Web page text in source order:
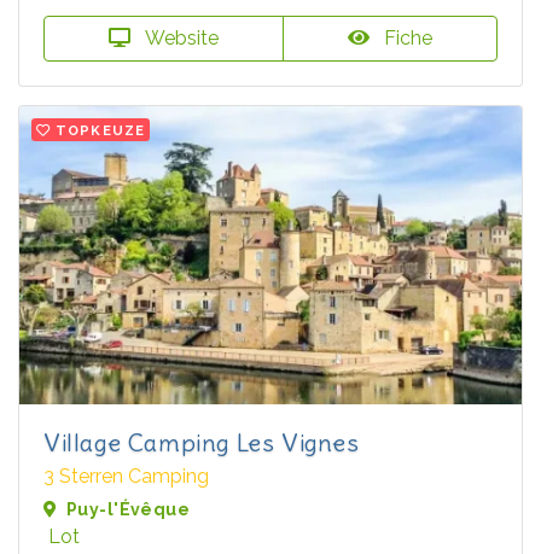
Website Fiche
TOPKEUZE
Village Camping Les Vignes
3 Sterren Camping
Puy-l'Évêque
Lot